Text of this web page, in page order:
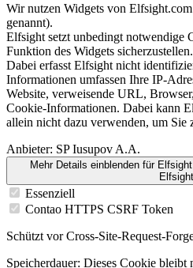
Wir nutzen Widgets von
genannt).
Elfsight setzt unbedingt notwendige
Funktion des Widgets sicherzustellen.
Dabei erfasst Elfsight nicht
Informationen umfassen Ihre IP-
Website, verweisende URL,
Cookie-Informationen. Dabei kann
allein nicht dazu verwenden, um Sie
Anbieter: SP Iusupov A.A.
Mehr Details einblenden für Elfsight
Elfsight
Essenziell
Contao HTTPS CSRF Token
Schützt vor Cross-Site-Request-
Speicherdauer: Dieses Cookie bleibt